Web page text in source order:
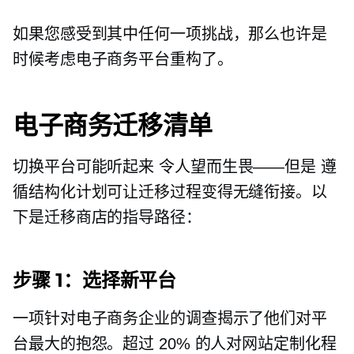
如果您感受到其中任何一项挑战，那么也许是
时候考虑电子商务平台重构了。
电子商务迁移清单
切换平台可能听起来 令人望而生畏——但是 遵
循结构化计划可让迁移过程变得无缝衔接。以
下是迁移商店的指导路径：
步骤 1：选择新平台
一项针对电子商务企业的调查揭示了他们对平
台最大的抱怨。超过 20% 的人对网站定制化程